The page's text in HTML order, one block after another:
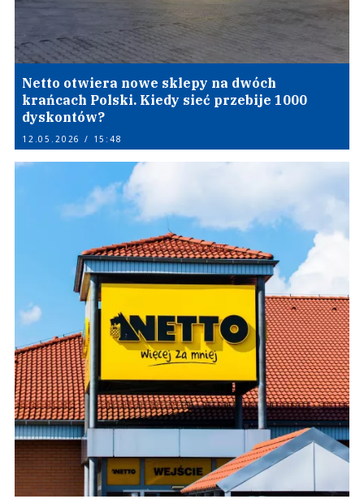
Netto otwiera nowe sklepy na dwóch
krańcach Polski. Kiedy sieć przebije 1000
dyskontów?
12.05.2026 / 15:48